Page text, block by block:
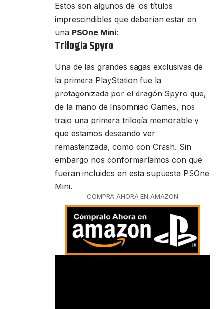
Estos son algunos de los títulos
imprescindibles que deberían estar en
una PSOne Mini:
Trilogía Spyro
Una de las grandes sagas exclusivas de
la primera PlayStation fue la
protagonizada por el dragón Spyro que,
de la mano de Insomniac Games, nos
trajo una primera trilogía memorable y
que estamos deseando ver
remasterizada, como con Crash. Sin
embargo nos conformaríamos con que
fueran incluidos en esta supuesta PSOne
Mini.
COMPRA AHORA EN AMAZON